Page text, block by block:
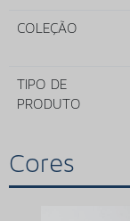
COLEÇÃO
TIPO DE
PRODUTO
Cores